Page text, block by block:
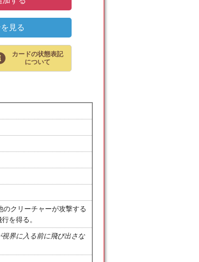
見る
カードの状態表記
について
クリーチャーが攻撃する
を得る。
視界に入る前に飛び出さな